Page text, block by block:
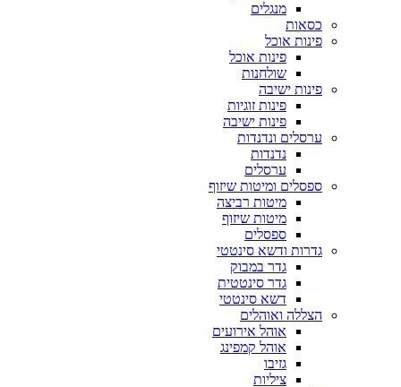
מנגלים
כסאות
פינות אוכל
פינות אוכל
שולחנות
פינות ישיבה
פינות זוגיות
פינות ישיבה
ערסלים ונדנדות
נדנדות
ערסלים
ספסלים ומיטות שיזוף
מיטות רביצה
מיטות שיזוף
ספסלים
גדרות ודשא סינטטי
גדר במבוק
גדר סינטטית
דשא סינטטי
הצללה ואוהלים
אוהל אירועים
אוהל קמפינג
גזיבו
ציליות